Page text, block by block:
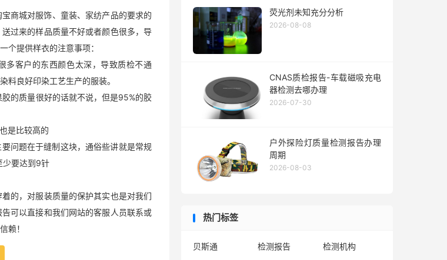
商城对服饰、童装、家纺产品的要求的
过来的样品质量不好或者颜色很多，导
个提供样衣的注意事项：
多客户的东西颜色太深，导致质检不通
料良好印染工艺生产的服装。
的质量很好的话就不说，但是95%的胶
是比较高的
问题在于缝制这块，通俗些讲就是常规
少要达到9针
的，对服装质量的保护其实也是对我们
可以直接和我们网站的客服人员联系或
赖！
荧光剂未知充分分析
2026-08-08
CNAS质检报告-车载磁吸充电
器检测去哪办理
2026-07-30
户外探险灯质量检测报告办理
周期
2026-08-03
热门标签
贝斯通 检测报告
检测机构